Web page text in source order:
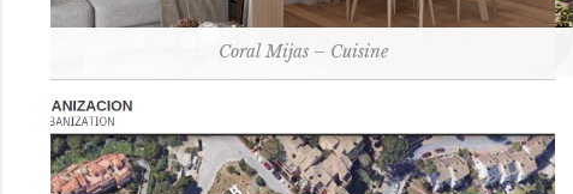
Coral Mijas – Cuisine